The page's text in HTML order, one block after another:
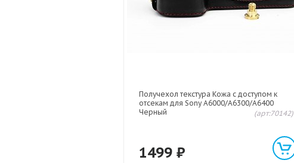
Получехол текстура Кожа с доступом к
отсекам для Sony A6000/A6300/A6400
Черный
(арт:70142)
1499 ₽